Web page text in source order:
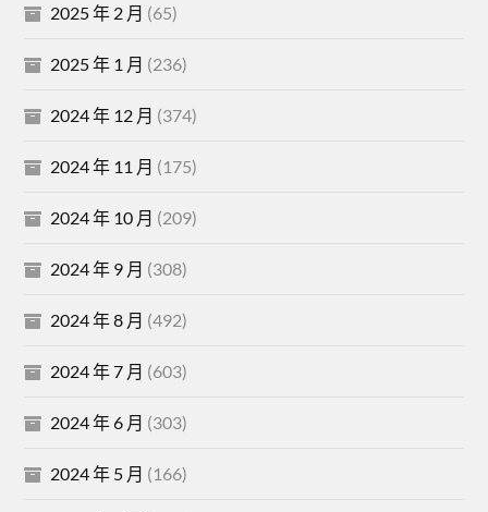
2025 年 2 月 (65)
2025 年 1 月 (236)
2024 年 12 月 (374)
2024 年 11 月 (175)
2024 年 10 月 (209)
2024 年 9 月 (308)
2024 年 8 月 (492)
2024 年 7 月 (603)
2024 年 6 月 (303)
2024 年 5 月 (166)